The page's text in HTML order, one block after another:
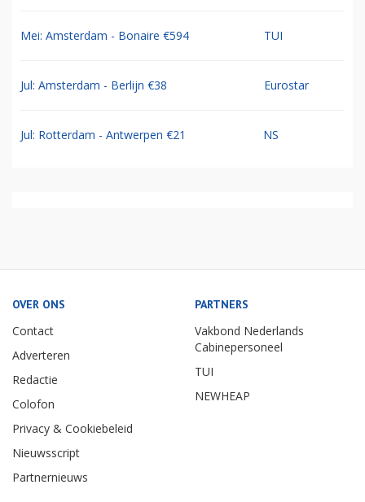
Mei: Amsterdam - Bonaire €594 TUI
Jul: Amsterdam - Berlijn €38 Eurostar
Jul: Rotterdam - Antwerpen €21 NS
OVER ONS
Contact
Adverteren
Redactie
Colofon
Privacy & Cookiebeleid
Nieuwsscript
Partnernieuws
PARTNERS
Vakbond Nederlands
Cabinepersoneel
TUI
NEWHEAP